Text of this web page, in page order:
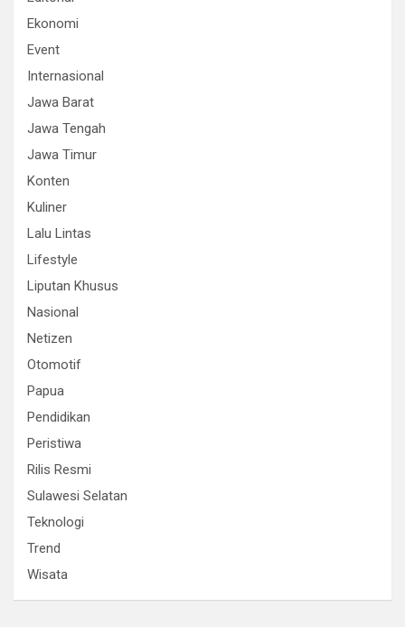
Ekonomi
Event
Internasional
Jawa Barat
Jawa Tengah
Jawa Timur
Konten
Kuliner
Lalu Lintas
Lifestyle
Liputan Khusus
Nasional
Netizen
Otomotif
Papua
Pendidikan
Peristiwa
Rilis Resmi
Sulawesi Selatan
Teknologi
Trend
Wisata